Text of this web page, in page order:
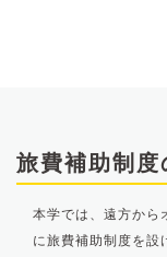
旅費補助制度
本学では、遠方から
に旅費補助制度を設